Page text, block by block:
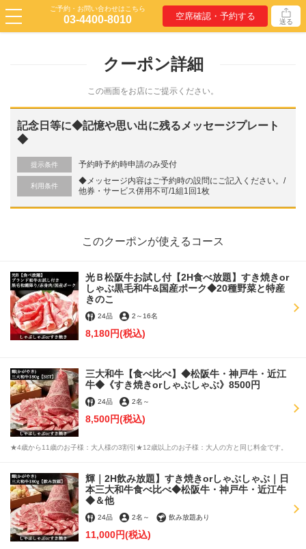
ご予約・お問い合わせはこちら
03-4400-8010 空席確認・予約する 送る
クーポン詳細
この画面をお店にご提示ください。
記念日等に◆記憶や思い出に残るメッセージプレート
◆
提示条件 予約時予約時申請のみ受付
利用条件
◆メッセージ内容はご予約時の設問にご記入ください。/
他券・サービス併用不可/1組1回1枚
このクーポンが使えるコース
光Ｂ松阪牛お試し付【2H食べ放題】すき焼きor
しゃぶ黒毛和牛&国産ポーク◆20種野菜と特産
きのこ
24品 2 ～ 16名
8,180円(税込)
三大和牛【食べ比べ】◆松阪牛・神戸牛・近江
牛◆《すき焼きorしゃぶしゃぶ》8500円
24品 2名 ～
8,500円(税込)
★4歳から11歳のお子様：大人様の3割引★12歳以上のお子様：大人の方と同じ料金です。
輝｜2H飲み放題】すき焼きorしゃぶしゃぶ｜日
本三大和牛食べ比べ◆松阪牛・神戸牛・近江牛
◆＆他
24品 2名 ～ 飲み放題あり
11,000円(税込)